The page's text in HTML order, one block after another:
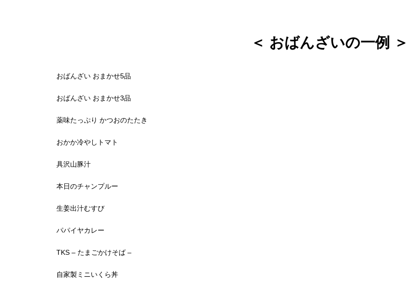
＜ おばんざいの一例 ＞
おばんざい おまかせ5品
おばんざい おまかせ3品
薬味たっぷり かつおのたたき
おかか冷やしトマト
具沢山豚汁
本日のチャンプルー
生姜出汁むすび
パパイヤカレー
TKS – たまごかけそば –
自家製ミニいくら丼